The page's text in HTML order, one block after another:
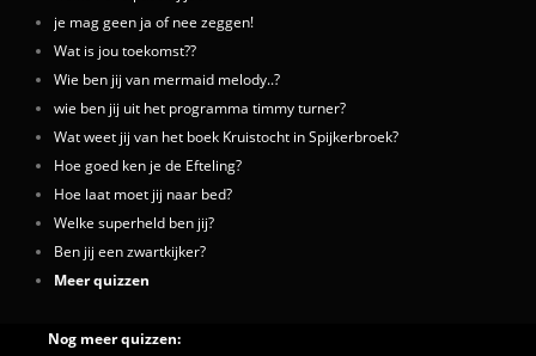
je mag geen ja of nee zeggen!
Wat is jou toekomst??
Wie ben jij van mermaid melody..?
wie ben jij uit het programma timmy turner?
Wat weet jij van het boek Kruistocht in Spijkerbroek?
Hoe goed ken je de Efteling?
Hoe laat moet jij naar bed?
Welke superheld ben jij?
Ben jij een zwartkijker?
Meer quizzen
Nog meer quizzen: